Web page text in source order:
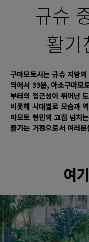
규슈
활기
구마모토시는 규슈 지방
역에서 33분, 아소구마모
부터의 접근성이 뛰어난
비롯해 시대별로 모습과
마모토 현민의 고집 넘치
즐기는 거점으로서 여러
여